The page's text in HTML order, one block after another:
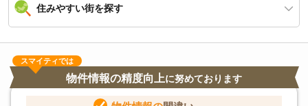
住みやすい街を探す
スマイティでは
物件情報の精度向上に努めております